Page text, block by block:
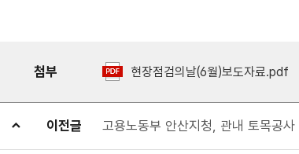
첨부 현장점검의날(6월)보도자료.pdf
이전글 고용노동부 안산지청, 관내 토목공